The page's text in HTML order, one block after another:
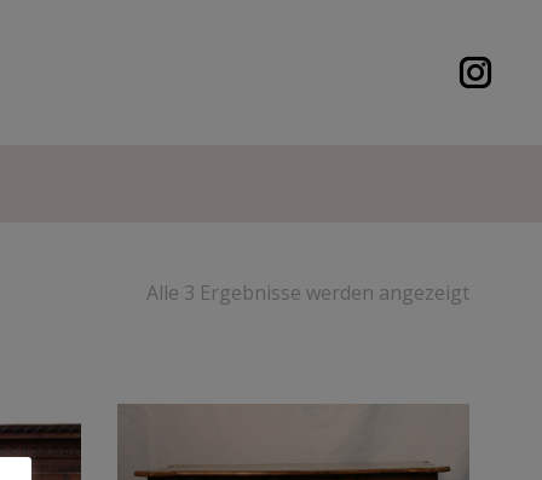
Alle 3 Ergebnisse werden angezeigt